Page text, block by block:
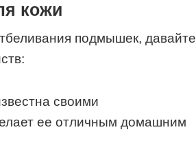
кожи
подмышек, давайте
своими
ее отличным домашним